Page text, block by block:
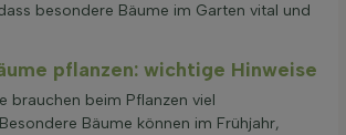
besondere Bäume im Garten vital und
pflanzen: wichtige Hinweise
brauchen beim Pflanzen viel
Bäume können im Frühjahr,